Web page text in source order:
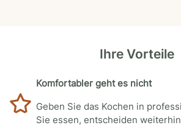
Ihre Vorteile
Komfortabler geht es nicht
Geben Sie das Kochen in
Sie essen, entscheiden